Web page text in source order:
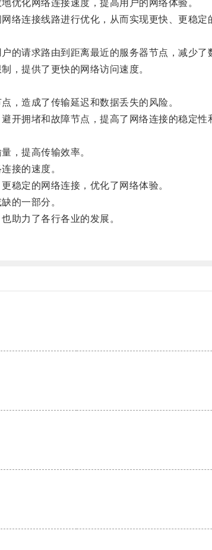
化网络连接速度，提高用户的网络体验。
连接线路进行优化，从而实现更快、更稳定
请求路由到距离最近的服务器节点，减少了
提供了更快的网络访问速度。
造成了传输延迟和数据丢失的风险。
拥堵和故障节点，提高了网络连接的稳定性
，提高传输效率。
接的速度。
定的网络连接，优化了网络体验。
的一部分。
力了各行各业的发展。